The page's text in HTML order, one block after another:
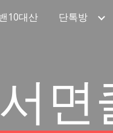
10대산 단톡방
면